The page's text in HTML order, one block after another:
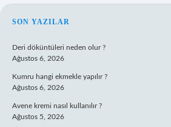
SIDEBAR
SON YAZILAR
Deri döküntüleri neden olur ?
Ağustos 6, 2026
Kumru hangi ekmekle yapılır ?
Ağustos 6, 2026
Avene kremi nasıl kullanılır ?
Ağustos 5, 2026